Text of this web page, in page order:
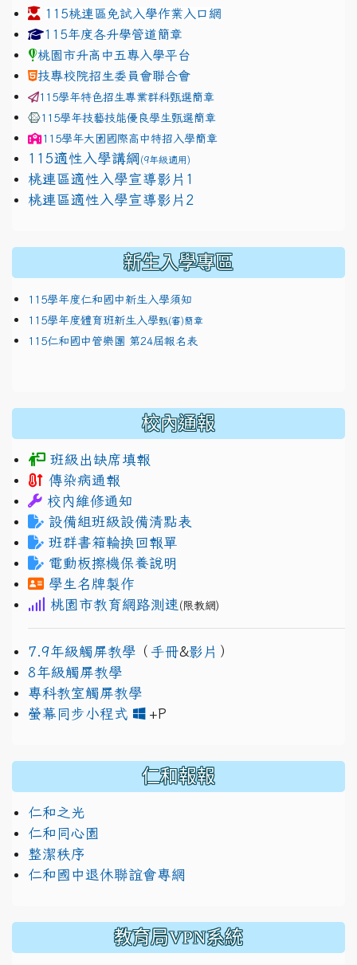
115桃連區免試入學作業入口網
link to https://www.jhjhs.tyc.edu.tw/modules/
115年度各升學管道簡章
桃園市升高中五專入學平台
技專校院招生委員會聯合會
115學年特色招生專業群科甄選簡章
115學年技藝技能優良學生甄選簡章
115學年大園國際高中特招入學簡章
115適性入學講綱 (9年級適用)
link to https://docs.google.com/presentation/d/
桃連區適性入學宣導影片1
link to https://docs.google.com/presentation/d/
桃連區適性入學宣導影片2
新生入學專區
115學年度仁和國中新生入學須知
115學年度體育班新生入學甄(審)簡章
115仁和國中管樂團 第24屆報名表
校內通報
班級出缺席填報
傳染病通報
校內維修通知
設備組班級設備清點表
班群書箱輪換回報單
電動板擦機保養說明
學生名牌製作
桃園市教育網路測速 (限教網)
7.9年級觸屏教學 （ 手冊&影片 ）
8年級觸屏教學
專科教室觸屏教學
螢幕同步小程式
+P
仁和報報
仁和之光
仁和同心園
整潔秩序
仁和國中退休聯誼會專網
教育局VPN系統